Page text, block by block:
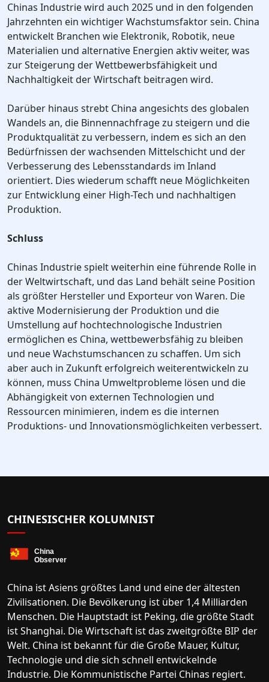
Chinas Industrie wird auch 2025 und in den folgenden
Jahrzehnten ein wichtiger Wachstumsfaktor sein. China
entwickelt Branchen wie Elektronik, Robotik, neue
Materialien und alternative Energien aktiv weiter, was
zur Steigerung der Wettbewerbsfähigkeit und
Nachhaltigkeit der Wirtschaft beitragen wird.
Darüber hinaus strebt China angesichts des globalen
Wandels an, die Binnennachfrage zu steigern und die
Produktqualität zu verbessern, indem es sich an den
Bedürfnissen der wachsenden Mittelschicht und der
Verbesserung des Lebensstandards im Inland
orientiert. Dies wiederum schafft neue Möglichkeiten
zur Entwicklung einer High-Tech und nachhaltigen
Produktion.
Schluss
Chinas Industrie spielt weiterhin eine führende Rolle in
der Weltwirtschaft, und das Land behält seine Position
als größter Hersteller und Exporteur von Waren. Die
aktive Modernisierung der Produktion und die
Umstellung auf hochtechnologische Industrien
ermöglichen es China, wettbewerbsfähig zu bleiben
und neue Wachstumschancen zu schaffen. Um sich
aber auch in Zukunft erfolgreich weiterentwickeln zu
können, muss China Umweltprobleme lösen und die
Abhängigkeit von externen Technologien und
Ressourcen minimieren, indem es die internen
Produktions- und Innovationsmöglichkeiten verbessert.
CHINESISCHER KOLUMNIST
China ist Asiens größtes Land und eine der ältesten
Zivilisationen. Die Bevölkerung ist über 1,4 Milliarden
Menschen. Die Hauptstadt ist Peking, die größte Stadt
ist Shanghai. Die Wirtschaft ist das zweitgrößte BIP der
Welt. China ist bekannt für die Große Mauer, Kultur,
Technologie und die sich schnell entwickelnde
Industrie. Die Kommunistische Partei Chinas regiert.